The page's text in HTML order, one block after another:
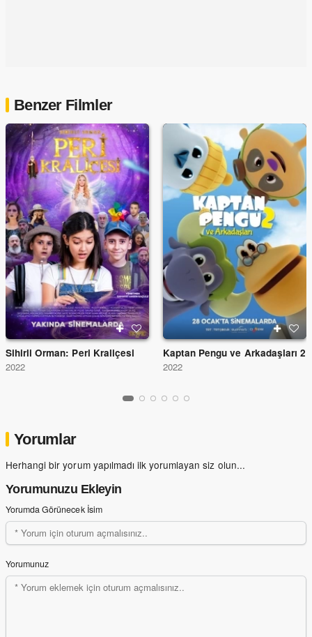
Benzer Filmler
Sihirli Orman: Peri Kraliçesi
2022
Kaptan Pengu ve Arkadaşları 2
2022
Yorumlar
Herhangi bir yorum yapılmadı ilk yorumlayan siz olun...
Yorumunuzu Ekleyin
Yorumda Görünecek İsim
Yorumunuz